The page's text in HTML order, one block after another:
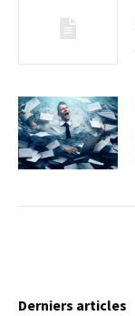
Derniers articles